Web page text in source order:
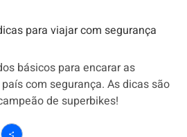
básicos para encarar as
com segurança. As dicas são
de superbikes!